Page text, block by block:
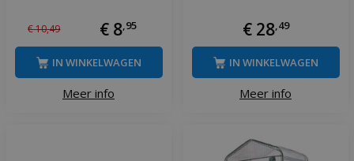
€10,49 € 8,95
Meer info
IN WINKELWAGEN
€ 28,49
Meer info
IN WINKELWAGEN